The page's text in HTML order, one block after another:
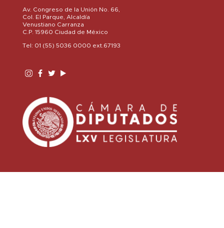
Av. Congreso de la Unión No. 66,
Col. El Parque, Alcaldía
Venustiano Carranza
C.P. 15960 Ciudad de México
Tel: 01 (55) 5036 0000 ext.67193